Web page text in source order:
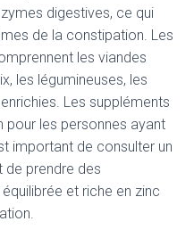
digestives, ce qui
de la constipation. Les
les viandes
les légumineuses, les
Les suppléments
pour les personnes ayant
important de consulter un
de prendre des
et riche en zinc